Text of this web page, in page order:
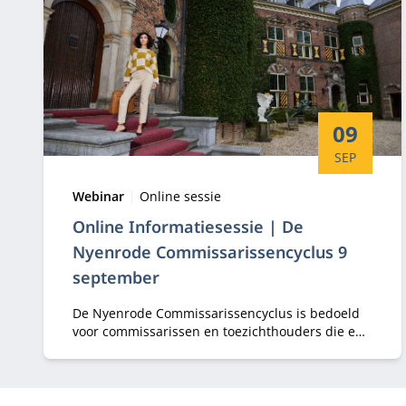
Online Informatiesessie | De
Nyenrode Commissarissencyclus 9
september
09
SEP
Type:
Webinar Locatie:
Online sessie
De Nyenrode Commissarissencyclus is bedoeld
voor commissarissen en toezichthouders die een